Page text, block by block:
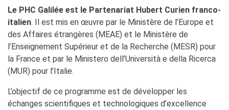
Le PHC Galilée est le Partenariat Hubert Curien franco-
italien. Il est mis en œuvre par le Ministère de l’Europe et
des Affaires étrangères (MEAE) et le Ministère de
l’Enseignement Supérieur et de la Recherche (MESR) pour
la France et par le Ministero dell’Università e della Ricerca
(MUR) pour l’Italie.
L’objectif de ce programme est de développer les
échanges scientifiques et technologiques d’excellence